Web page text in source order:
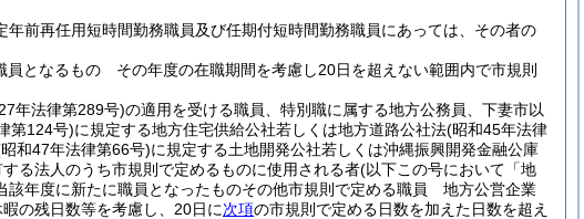
年前再任用短時間勤務職員及び任期付短時間勤務職員にあっては、その者の
となるもの その年度の在職期間を考慮し20日を超えない範囲内で市規則
年法律第289号)の適用を受ける職員、特別職に属する地方公務員、下妻市以
第124号)に規定する地方住宅供給公社若しくは地方道路公社法(昭和45年法律
和47年法律第66号)に規定する土地開発公社若しくは沖縄振興開発金融公庫
る法人のうち市規則で定めるものに使用される者(以下この号において「地
該年度に新たに職員となったものその他市規則で定める職員 地方公営企業
の残日数等を考慮し、20日に次項の市規則で定める日数を加えた日数を超え